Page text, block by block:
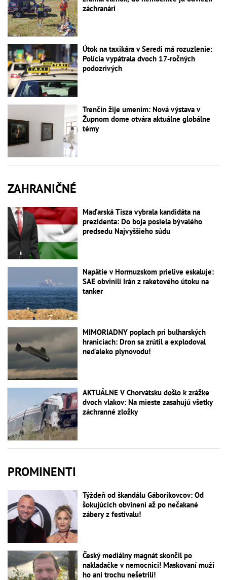
záchranári
Útok na taxikára v Seredi má rozuzlenie:
Polícia vypátrala dvoch 17-ročných
podozrivých
Trenčín žije umením: Nová výstava v
Župnom dome otvára aktuálne globálne
témy
ZAHRANIČNÉ
Maďarská Tisza vybrala kandidáta na
prezidenta: Do boja posiela bývalého
predsedu Najvyššieho súdu
Napätie v Hormuzskom prielive eskaluje:
SAE obvinili Irán z raketového útoku na
tanker
MIMORIADNY poplach pri bulharských
hraniciach: Dron sa zrútil a explodoval
neďaleko plynovodu!
AKTUÁLNE V Chorvátsku došlo k zrážke
dvoch vlakov: Na mieste zasahujú všetky
záchranné zložky
PROMINENTI
Týždeň od škandálu Gáboríkovcov: Od
šokujúcich obvinení až po nečakané
zábery z festivalu!
Český mediálny magnát skončil po
nakladačke v nemocnici! Maskovaní muži
ho ani trochu nešetrili!